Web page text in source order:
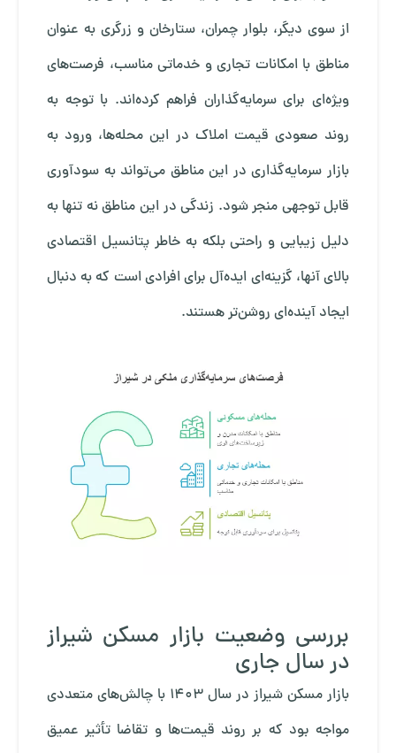
از سوی دیگر، بلوار چمران، ستارخان و زرگری به عنوان
مناطق با امکانات تجاری و خدماتی مناسب، فرصت‌های
ویژه‌ای برای سرمایه‌گذاران فراهم کرده‌اند. با توجه به
روند صعودی قیمت املاک در این محله‌ها، ورود به
بازار سرمایه‌گذاری در این مناطق می‌تواند به سودآوری
قابل توجهی منجر شود. زندگی در این مناطق نه تنها به
دلیل زیبایی و راحتی بلکه به خاطر پتانسیل اقتصادی
بالای آنها، گزینه‌ای ایده‌آل برای افرادی است که به دنبال
ایجاد آینده‌ای روشن‌تر هستند.
بررسی وضعیت بازار مسکن شیراز
در سال جاری
بازار مسکن شیراز در سال ۱۴۰۳ با چالش‌های متعددی
مواجه بود که بر روند قیمت‌ها و تقاضا تأثیر عمیق